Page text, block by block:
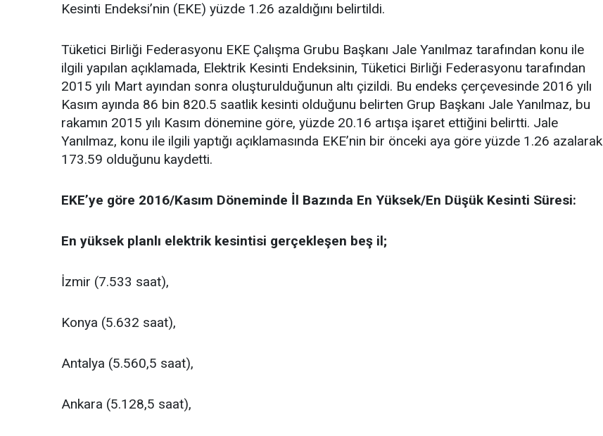
Kesinti Endeksi’nin (EKE) yüzde 1.26 azaldığını belirtildi.
Tüketici Birliği Federasyonu EKE Çalışma Grubu Başkanı Jale Yanılmaz tarafından konu ile
ilgili yapılan açıklamada, Elektrik Kesinti Endeksinin, Tüketici Birliği Federasyonu tarafından
2015 yılı Mart ayından sonra oluşturulduğunun altı çizildi. Bu endeks çerçevesinde 2016 yılı
Kasım ayında 86 bin 820.5 saatlik kesinti olduğunu belirten Grup Başkanı Jale Yanılmaz, bu
rakamın 2015 yılı Kasım dönemine göre, yüzde 20.16 artışa işaret ettiğini belirtti. Jale
Yanılmaz, konu ile ilgili yaptığı açıklamasında EKE’nin bir önceki aya göre yüzde 1.26 azalarak
173.59 olduğunu kaydetti.
EKE’ye göre 2016/Kasım Döneminde İl Bazında En Yüksek/En Düşük Kesinti Süresi:
En yüksek planlı elektrik kesintisi gerçekleşen beş il;
İzmir (7.533 saat),
Konya (5.632 saat),
Antalya (5.560,5 saat),
Ankara (5.128,5 saat),